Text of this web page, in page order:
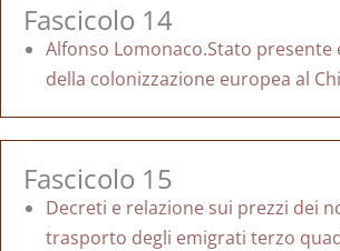
Fascicolo 14
Alfonso Lomonaco.Stato presente
della colonizzazione europea al
Fascicolo 15
Decreti e relazione sui prezzi dei
trasporto degli emigrati terzo